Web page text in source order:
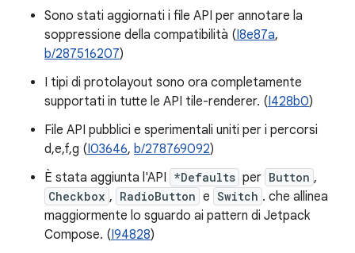
Sono stati aggiornati i file API per annotare la
soppressione della compatibilità (I8e87a,
b/287516207)
I tipi di protolayout sono ora completamente
supportati in tutte le API tile-renderer. (I428b0)
File API pubblici e sperimentali uniti per i percorsi
d,e,f,g (I03646, b/278769092)
È stata aggiunta l'API *Defaults per Button ,
Checkbox , RadioButton e Switch . che allinea
maggiormente lo sguardo ai pattern di Jetpack
Compose. (I94828)